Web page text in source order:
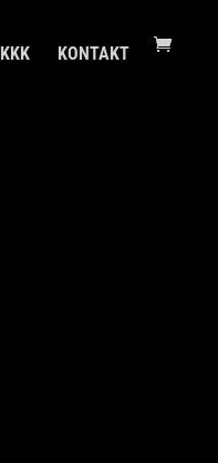
KKK KONTAKT